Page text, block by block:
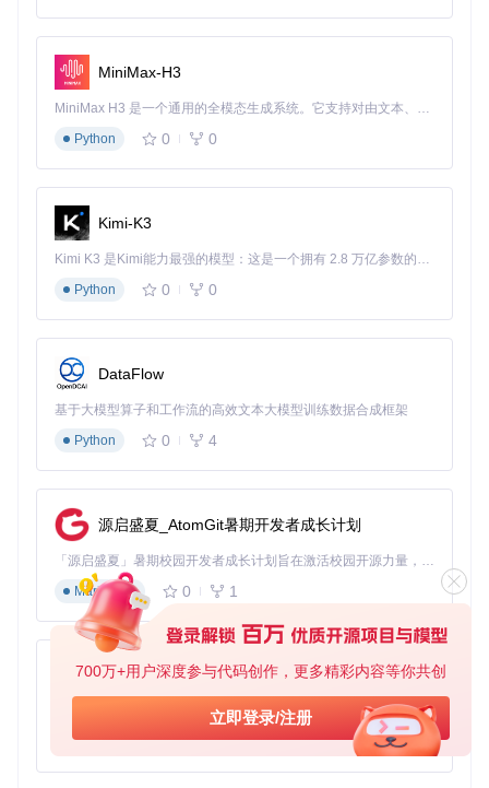
700万+用户深度参与代码创作，更多精彩内容等你共创
立即登录/注册
复杂问题解决：当遇到棘手的代码难题时，Pear可帮助解析
和提供建议。
团队协作：利用其AI能力，统一代码风格，提高代码审查速
度。
项目特点
社区参与 ：Pear鼓励社区贡献，无论是修复bug、改进文
项目未来走向。
开源与许可：Pear遵循Apache 2.0许可证，开放源代码，
支持与交流：有问题或建议？欢迎加入PearAI Discord社区
讨论。
app
MiniMax-H3
MiniMax H3 是一个通用的全模态生成系统。它支持对由文本、图像、视频和音频组成的多模态上下文进行统一理解，并能生成分辨率高达 2K、时长可达 15 秒的带原生立体声音频的视频。得益于面向任务泛化的系统设计，H3 在预训练阶段就已具备广泛的多模态上下文理解与生成能力，能够出色地执行复杂的多模态指令。
Python
0 0
Kimi-K3
Kimi K3 是Kimi能力最强的模型：这是一个拥有 2.8 万亿参数的混合专家（MoE）模型，具备原生视觉理解能力，并支持 100 万 token 的上下文窗口。
Python
0 0
DataFlow
基于大模型算子和工作流的高效文本大模型训练数据合成框架
Python
0 4
源启盛夏_AtomGit暑期开发者成长计划
「源启盛夏」暑期校园开发者成长计划旨在激活校园开源力量，通过积分激励、认证扶持、资源倾斜等形式，引导高校组织和开发者完成「入驻 — 建项目 — 做贡献 — 获认证 — 得资源」的完整闭环。无论你是想带领社团入驻平台的组织者，还是希望用代码贡献证明自己的开发者，都能在这里找到属于你的成长路径。
Markdown
0 1
py-xiaozhi
基于Python的Xiaozhi AI，适用于想要完整Xiaozhi体验而无需拥有专用硬件的用户。
Python
0 1